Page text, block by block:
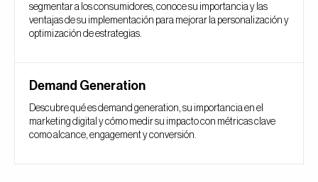
segmentar a los consumidores, conoce su importancia y las
ventajas de su implementación para mejorar la personalización y
optimización de estrategias.
Demand Generation
Descubre qué es demand generation, su importancia en el
marketing digital y cómo medir su impacto con métricas clave
como alcance, engagement y conversión.